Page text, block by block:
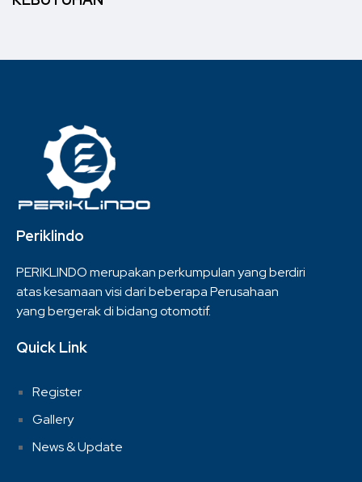
Periklindo
PERIKLINDO merupakan perkumpulan yang berdiri
atas kesamaan visi dari beberapa Perusahaan
yang bergerak di bidang otomotif.
Quick Link
Register
Gallery
News & Update